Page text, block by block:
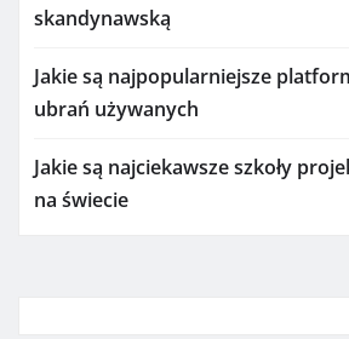
skandynawską
Jakie są najpopularniejsze
ubrań używanych
Jakie są najciekawsze szkoły
na świecie